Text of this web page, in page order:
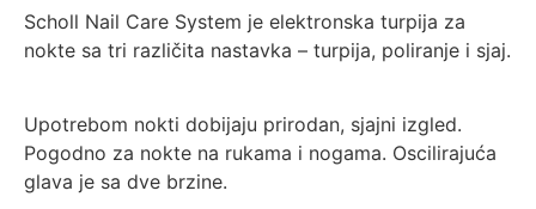
Scholl Nail Care System je elektronska turpija za
nokte sa tri različita nastavka – turpija, poliranje i sjaj.
Upotrebom nokti dobijaju prirodan, sjajni izgled.
Pogodno za nokte na rukama i nogama. Oscilirajuća
glava je sa dve brzine.